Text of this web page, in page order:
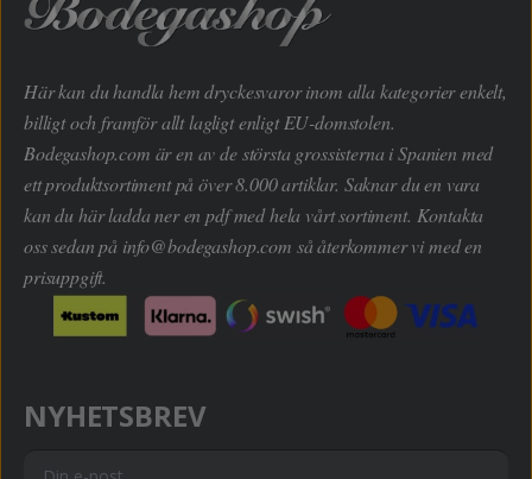
Här kan du handla hem dryckesvaror inom alla kategorier enkelt,
billigt och framför allt lagligt enligt EU-domstolen.
Bodegashop.com är en av de största grossisterna i Spanien med
ett produktsortiment på över 8.000 artiklar. Saknar du en vara
kan du här ladda ner en pdf med hela vårt sortiment. Kontakta
oss sedan på info@bodegashop.com så återkommer vi med en
prisuppgift.
NYHETSBREV